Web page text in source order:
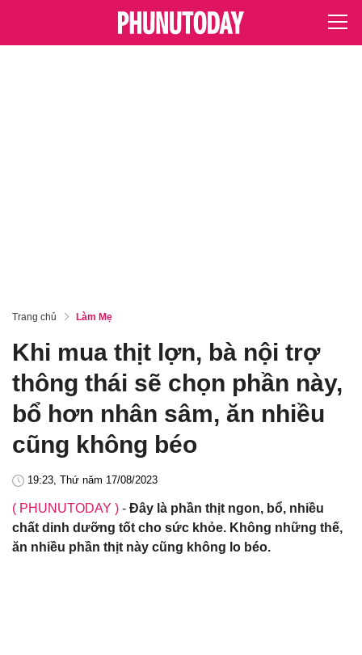
Trang chủ Làm Mẹ
Khi mua thịt lợn, bà nội trợ
thông thái sẽ chọn phần này,
bổ hơn nhân sâm, ăn nhiều
cũng không béo
19:23, Thứ năm 17/08/2023
( PHUNUTODAY ) - Đây là phần thịt ngon, bổ, nhiều
chất dinh dưỡng tốt cho sức khỏe. Không những thế,
ăn nhiều phần thịt này cũng không lo béo.